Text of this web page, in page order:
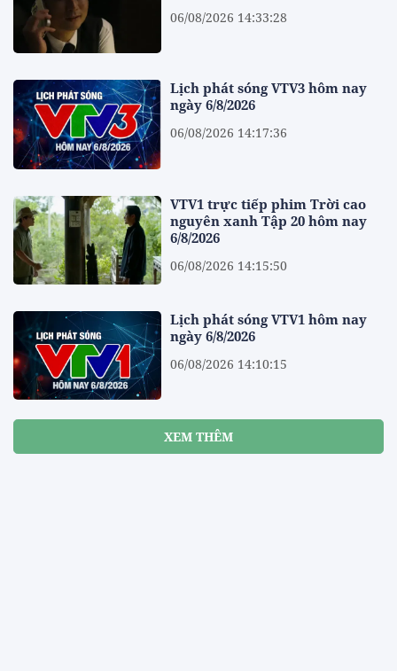
06/08/2026 14:33:28
Lịch phát sóng VTV3 hôm nay
ngày 6/8/2026
06/08/2026 14:17:36
VTV1 trực tiếp phim Trời cao
nguyên xanh Tập 20 hôm nay
6/8/2026
06/08/2026 14:15:50
Lịch phát sóng VTV1 hôm nay
ngày 6/8/2026
06/08/2026 14:10:15
XEM THÊM